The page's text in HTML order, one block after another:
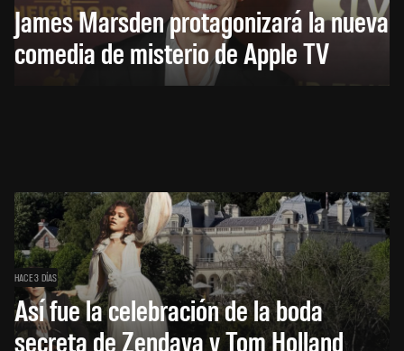
James Marsden protagonizará la nueva
comedia de misterio de Apple TV
HACE 3 DÍAS
Así fue la celebración de la boda
secreta de Zendaya y Tom Holland